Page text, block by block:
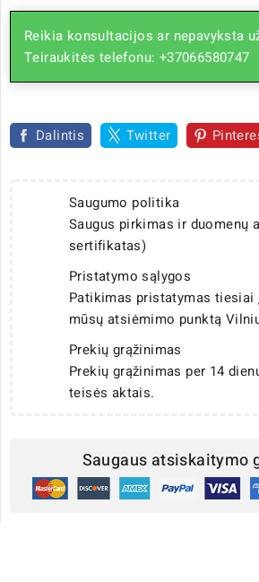
Reikia konsultacijos ar nepavyksta
Teiraukitės telefonu: +37066580747
Dalintis Twitter
Saugumo politika
Saugus pirkimas ir duomenų
sertifikatas)
Pristatymo sąlygos
Patikimas pristatymas tiesiai
mūsų atsiėmimo punktą
Prekių grąžinimas
Prekių grąžinimas per 14
teisės aktais.
Saugaus atsiskaitymo